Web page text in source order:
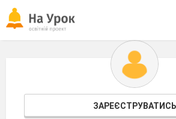
ЗАРЕЄСТРУВАТИСЬ